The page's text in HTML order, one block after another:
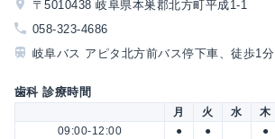
〒5010438 岐阜県本巣郡北方町平成1-1
058-323-4686
岐阜バス アピタ北方前バス停下車、徒歩1分
歯科 診療時間
月 火 水 木
09:00-12:00
● ● ●